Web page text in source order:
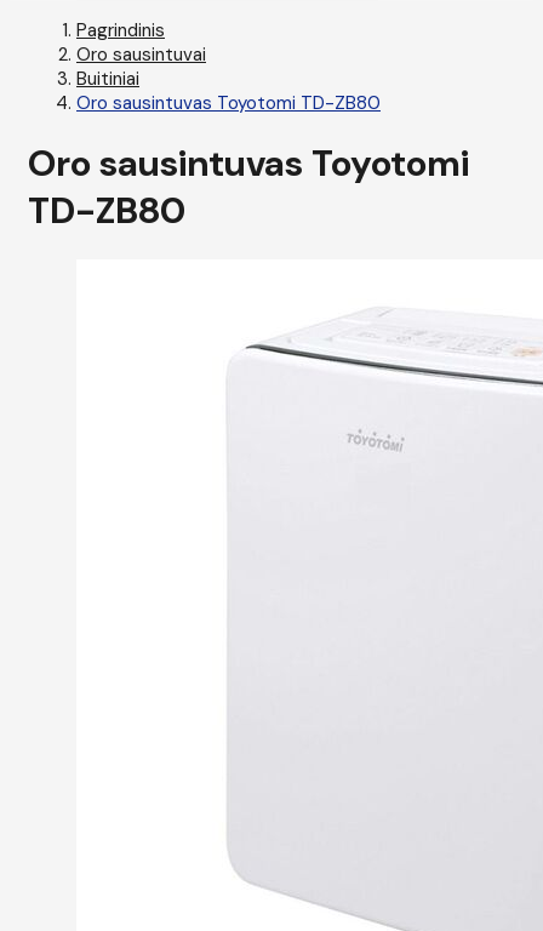
Pagrindinis
Oro sausintuvai
Buitiniai
Oro sausintuvas Toyotomi TD-ZB80
Oro sausintuvas Toyotomi
TD-ZB80